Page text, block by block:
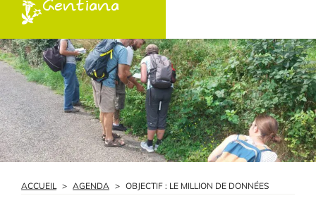
Gentiana
ACCUEIL > AGENDA > OBJECTIF : LE MILLION DE DONNÉES